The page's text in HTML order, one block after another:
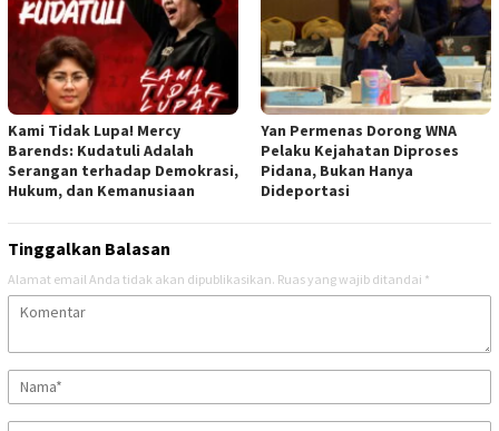
Kami Tidak Lupa! Mercy
Barends: Kudatuli Adalah
Serangan terhadap Demokrasi,
Hukum, dan Kemanusiaan
Yan Permenas Dorong WNA
Pelaku Kejahatan Diproses
Pidana, Bukan Hanya
Dideportasi
Tinggalkan Balasan
Alamat email Anda tidak akan dipublikasikan. Ruas yang wajib ditandai *